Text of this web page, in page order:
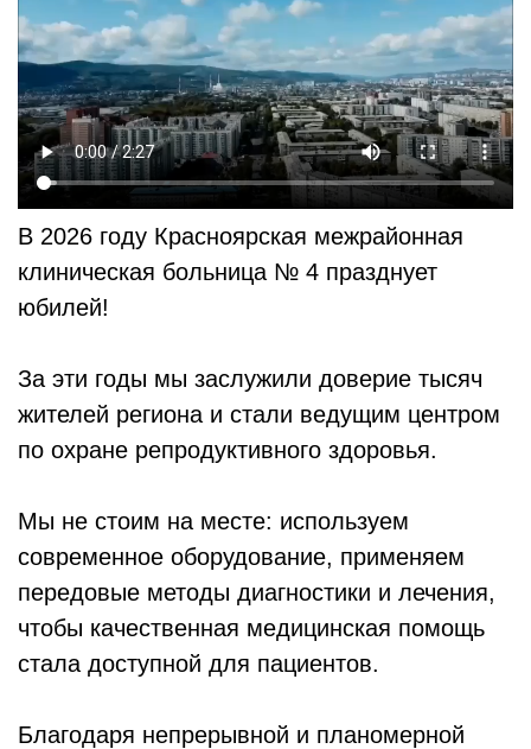
В 2026 году Красноярская межрайонная
клиническая больница № 4 празднует
юбилей!
За эти годы мы заслужили доверие тысяч
жителей региона и стали ведущим центром
по охране репродуктивного здоровья.
Мы не стоим на месте: используем
современное оборудование, применяем
передовые методы диагностики и лечения,
чтобы качественная медицинская помощь
стала доступной для пациентов.
Благодаря непрерывной и планомерной